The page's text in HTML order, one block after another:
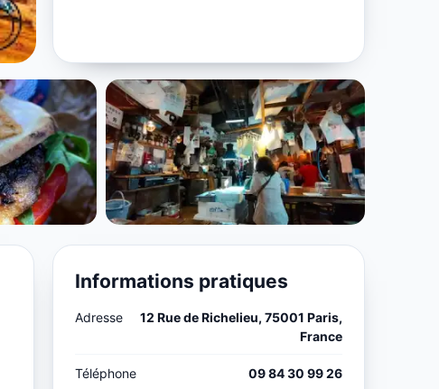
Informations pratiques
Adresse
12 Rue de Richelieu, 75001 Paris,
France
Téléphone 09 84 30 99 26